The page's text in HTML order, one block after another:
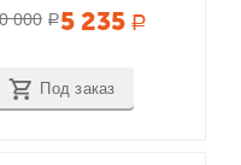
000 Р 5 235 Р
Под заказ